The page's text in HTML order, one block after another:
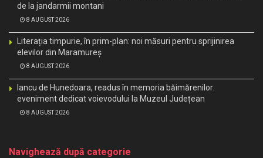
de la jandarmii montani
8 AUGUST 2026
Literația timpurie, în prim-plan: noi măsuri pentru sprijinirea
elevilor din Maramureș
8 AUGUST 2026
Iancu de Hunedoara, readus în memoria băimărenilor:
eveniment dedicat voievodului la Muzeul Județean
8 AUGUST 2026
Navighează după categorie